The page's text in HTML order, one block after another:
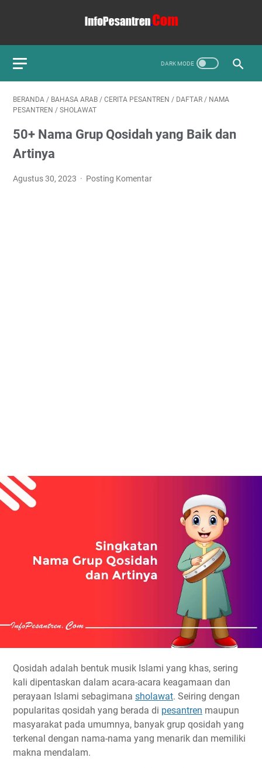
BERANDA / BAHASA ARAB / CERITA PESANTREN / DAFTAR / NAMA
PESANTREN / SHOLAWAT
50+ Nama Grup Qosidah yang Baik dan
Artinya
Agustus 30, 2023 Posting Komentar
Qosidah adalah bentuk musik Islami yang khas, sering
kali dipentaskan dalam acara-acara keagamaan dan
perayaan Islami sebagimana sholawat. Seiring dengan
popularitas qosidah yang berada di pesantren maupun
masyarakat pada umumnya, banyak grup qosidah yang
terkenal dengan nama-nama yang menarik dan memiliki
makna mendalam.